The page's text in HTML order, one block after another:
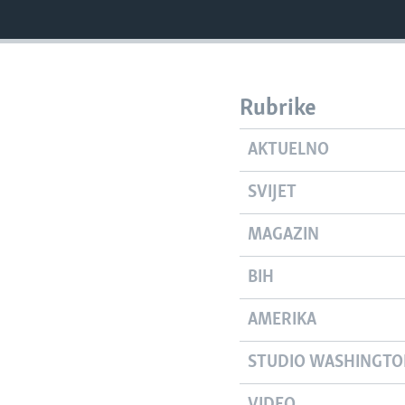
Rubrike
AKTUELNO
SVIJET
MAGAZIN
BIH
AMERIKA
STUDIO